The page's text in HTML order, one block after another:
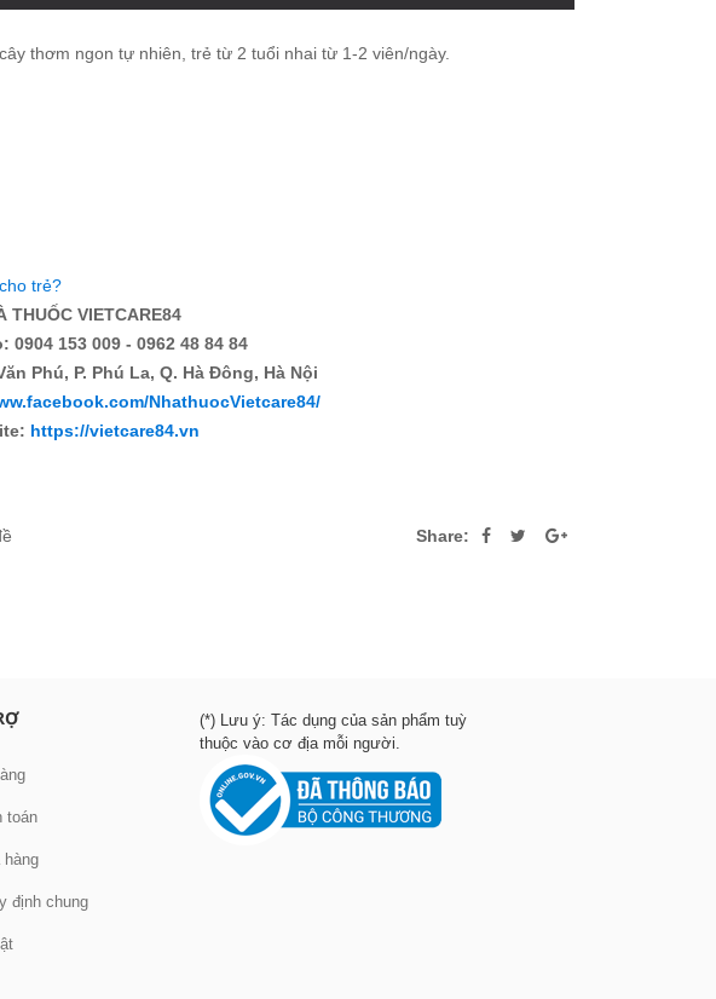
thơm ngon tự nhiên, trẻ từ 2 tuổi nhai từ 1-2 viên/ngày.
trẻ?
THUỐC VIETCARE84
0904 153 009 - 0962 48 84 84
Phú, P. Phú La, Q. Hà Đông, Hà Nội
NhathuocVietcare84/
https://vietcare84.vn
Share:
toán
hàng
định chung
(*) Lưu ý: Tác dụng của sản phẩm tuỳ
thuộc vào cơ địa mỗi người.